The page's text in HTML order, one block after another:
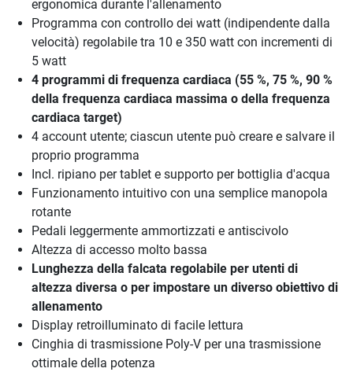
ergonomica durante l'allenamento
Programma con controllo dei watt (indipendente dalla
velocità) regolabile tra 10 e 350 watt con incrementi di
5 watt
4 programmi di frequenza cardiaca (55 %, 75 %, 90 %
della frequenza cardiaca massima o della frequenza
cardiaca target)
4 account utente; ciascun utente può creare e salvare il
proprio programma
Incl. ripiano per tablet e supporto per bottiglia d'acqua
Funzionamento intuitivo con una semplice manopola
rotante
Pedali leggermente ammortizzati e antiscivolo
Altezza di accesso molto bassa
Lunghezza della falcata regolabile per utenti di
altezza diversa o per impostare un diverso obiettivo di
allenamento
Display retroilluminato di facile lettura
Cinghia di trasmissione Poly-V per una trasmissione
ottimale della potenza